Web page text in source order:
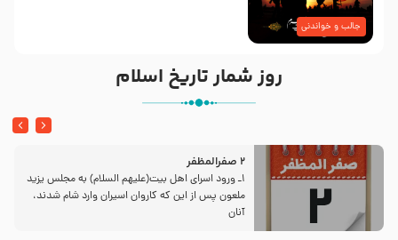
جالب و خواندنی
روز شمار تاریخ اسلام
2 صفرالمظفر
1ـ ورود اسراى اهل بیت‌(علیهم السلام) به مجلس یزید
ملعون پس از این كه كاروان اسیران وارد شام شدند،
آنان